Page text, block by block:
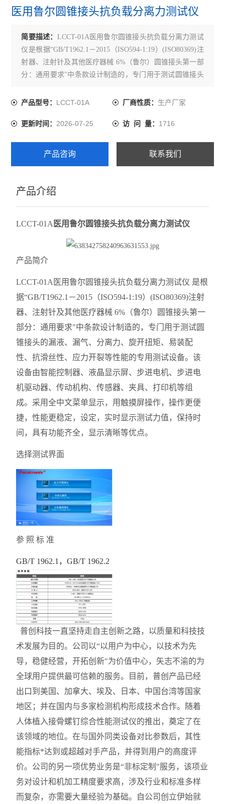
胶塞穿刺力测试仪
耐破强度测试仪
轴偏差（圆跳动）测试仪
安瓿瓶折断力测试仪
偏光应力仪
壁厚测试仪
医用鲁尔圆锥接头抗负载分离力测试仪
简要描述： LCCT-01A医用鲁尔圆锥接头抗负载分离力测试
仪是根据“GB/T1962.1－2015（ISO594-1:19）(ISO80369)注
射器、注射针及其他医疗器械 6%（鲁尔）圆锥接头第一部
分：通用要求"中条款设计制造的，专门用于测试圆锥接头
性、应力开裂等性能的专用测试设备
产品型号： LCCT-01A 厂商性质： 生产厂家
更新时间：2026-07-25 访 问 量： 1716
产品咨询 联系我们
产品介绍
LCCT-01A 医用鲁尔圆锥接头抗负载分离力测试仪
产品简介
LCCT-01A医用鲁尔圆锥接头抗负载分离力测试仪 是根
据“GB/T1962.1－2015（ISO594-1:19）(ISO80369)注射
器、注射针及其他医疗器械 6%（鲁尔）圆锥接头第一
部分：通用要求"中条款设计制造的，专门用于测试圆
锥接头的漏液、漏气、分离力、旋开扭矩、易装配
性、抗滑丝性、应力开裂等性能的专用测试设备。该
设备由智能控制器、液晶显示屏、步进电机、步进电
机驱动器、传动机构、传感器、夹具、打印机等组
成。采用全中文菜单显示，用触摸屏操作，操作更便
捷，性能更稳定，设定，实时显示测试力值，保持时
间，具有功能齐全，显示清晰等优点。
选择测试界面
参 照 标 准
GB/T 1962.1，GB/T 1962.2
普创科技一直坚持走自主创新之路，以质量和科技技
术发展为目的。公司以“以用户为中心，以技术为先
导，稳健经营，开拓创新"为价值中心，矢志不渝的为
全球用户提供最可信赖的服务。目前，普创产品已经
出口到美国、加拿大、埃及、日本、中国台湾等国家
地区；并在国内与多家检测机构形成技术合作。随着
人体植入接骨螺钉综合性能测试仪的推出，奠定了在
该领域的地位。在与国外同类设备对比参数后，其性
能指标*达到或超越对手产品，并得到用户的高度评
价。公司的另一项优势业务是“非标定制"服务，该项业
务对设计和机加工精度要求高，涉及行业和标准多样
而复杂，亦需要大量经验为基础。自公司创立伊始就